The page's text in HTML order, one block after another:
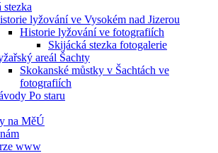
stezka
lyžování ve Vysokém nad Jizerou
Historie lyžování ve fotografiích
Skijácká stezka fotogalerie
areál Šachty
Skokanské můstky v Šachtách ve
fotografiích
Po staru
na MěÚ
www